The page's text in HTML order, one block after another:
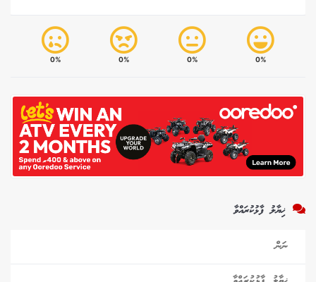
0%
0%
0%
0%
ޚިޔާލު ފާޅުކުރައްވާ